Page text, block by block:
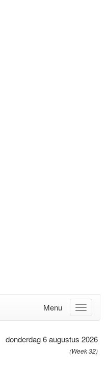
Menu
donderdag 6 augustus 2026
(Week 32)